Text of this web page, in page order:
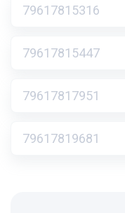
79617815316
79617815447
79617817951
79617819681